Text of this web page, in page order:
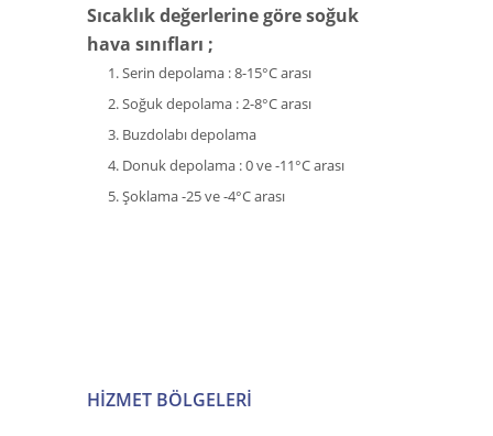
HIZMET BÖLGELERI
Sıcaklık değerlerine göre soğuk
hava sınıfları ;
Serin depolama : 8-15°C arası
Soğuk depolama : 2-8°C arası
Buzdolabı depolama
Donuk depolama : 0 ve -11°C arası
Şoklama -25 ve -4°C arası